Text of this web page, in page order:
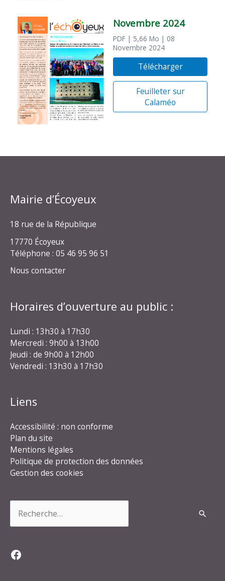
Novembre 2024
PDF | 5,66 Mo | 08
Novembre 2024
Télécharger
Feuilleter sur
Calaméo
Mairie d’Écoyeux
18 rue de la République
17770 Écoyeux
Téléphone : 05 46 95 96 51
Nous contacter
Horaires d’ouverture au public :
Lundi : 13h30 à 17h30
Mercredi : 9h00 à 13h00
Jeudi : de 9h00 à 12h00
Vendredi : 13h30 à 17h30
Liens
Accessibilité : non conforme
Plan du site
Mentions légales
Politique de protection des données
Gestion des cookies
Facebook